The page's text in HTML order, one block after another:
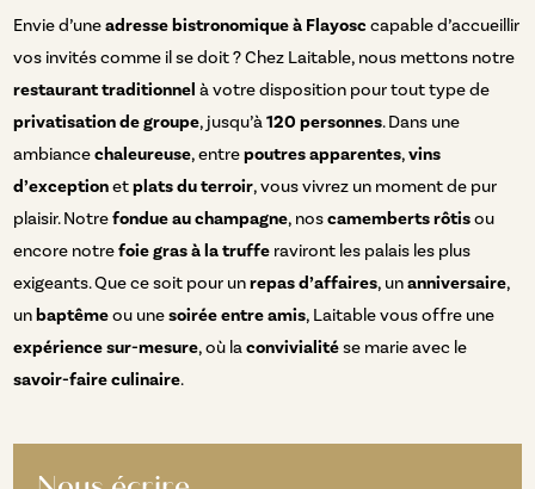
Envie d’uneadresse bistronomique à Flayosccapable d’accueillir
vos invités comme il se doit ? Chez Laitable, nous mettons notre
restaurant traditionnel à votre disposition pour tout type de
privatisation de groupe, jusqu’à120 personnes. Dans une
ambiancechaleureuse, entrepoutres apparentes,vins
d’exceptionetplats du terroir, vous vivrez un moment de pur
plaisir. Notrefondue au champagne, noscamemberts rôtisou
encore notrefoie gras à la truffe raviront les palais les plus
exigeants. Que ce soit pour unrepas d’affaires, unanniversaire,
unbaptêmeou unesoirée entre amis, Laitable vous offre une
expérience sur-mesure, où laconvivialitése marie avec le
savoir-faire culinaire.